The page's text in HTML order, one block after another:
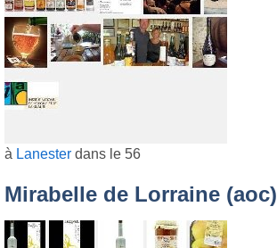
à Lanester dans le 56
Mirabelle de Lorraine (aoc)